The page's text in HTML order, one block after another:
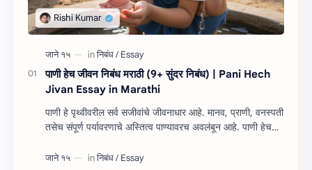
पाणी हेच जीवन निबंध मराठी (9+ सुंदर निबंध) | Pani Hech
Jivan Essay in Marathi
पाणी हे पृथ्वीवरील सर्व सजीवांचे जीवनाधार आहे. मानव, प्राणी, वनस्पती
तसेच संपूर्ण पर्यावरणाचे अस्तित्व पाण्यावरच अवलंबून आहे. पाणी हेच